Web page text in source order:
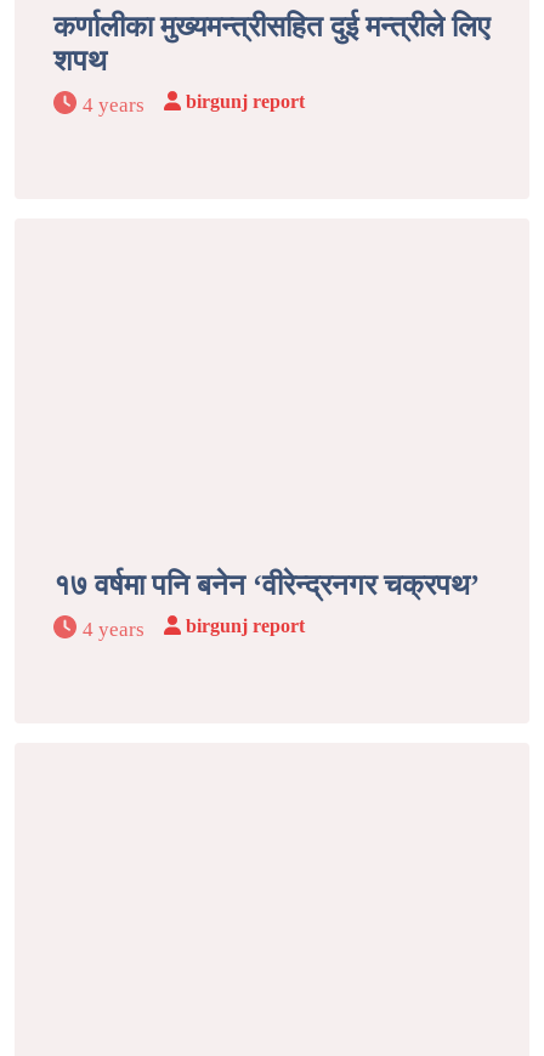
कर्णालीका मुख्यमन्त्रीसहित दुई मन्त्रीले लिए
शपथ
4 years birgunj report
१७ वर्षमा पनि बनेन ‘वीरेन्द्रनगर चक्रपथ’
4 years birgunj report